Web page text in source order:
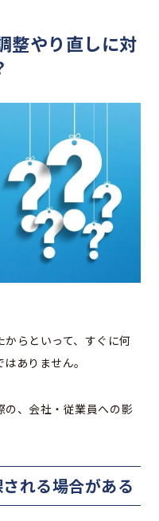
整やり直しに対
らといって、すぐに何
ありません。
の、会社・従業員への影
れる場合がある